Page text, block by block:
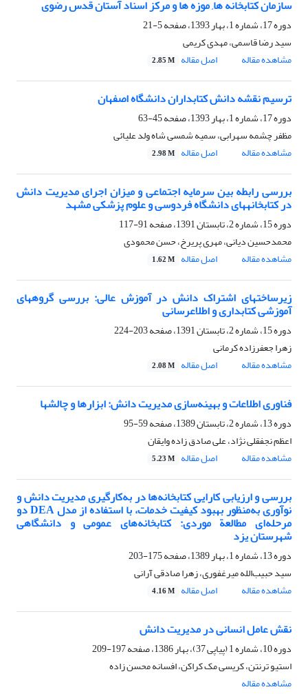
سازمان کتابخانه ها, موزه ها و مرکز اسناد آستان قدس رضوی
دوره 17، شماره 1، بهار 1393، صفحه
5-21
سید رضا قاسمی، مهدی کریمی
مشاهده مقاله
اصل مقاله 2.85 M
ترسیم نقشه دانش کتابداران دانشگاه اصفهان
دوره 17، شماره 1، بهار 1393، صفحه
45-63
مظفر چشمه سهرابی، سمیه شمسی شاه ولد علیائی
مشاهده مقاله
اصل مقاله 2.98 M
بررسی رابطه بین سرمایه اجتماعی و میزان اجرای مدیریت دانش
در کتابخانه‎های دانشگاه فردوسی و علوم پزشکی مشهد
دوره 15، شماره 2، تابستان 1391، صفحه
91-117
محمدحسین دیانی، مهری پریرخ، حسن محمودی
مشاهده مقاله
اصل مقاله 1.62 M
زیرساختهای اشتراک دانش در آموزش عالی: بررسی گروه‎های
آموزشی کتابداری و اطلاع‎رسانی
دوره 15، شماره 2، تابستان 1391، صفحه
203-224
زهرا جعفرزاده کرمانی
مشاهده مقاله
اصل مقاله 2.08 M
فناوری اطلاعات و بهینه‌سازی مدیریت دانش: ابزارها و چالشها
دوره 13، شماره 2، تابستان 1389، صفحه
59-95
اعظم نجفقلی نژاد، علی صادق زاده وایقان
مشاهده مقاله
اصل مقاله 5.23 M
بررسی و ارزیابی کارایی کتابخانه‌ها در به‌کارگیری مدیریت دانش و
نوآوری به‌منظور بهبود کیفیت خدمات، با استفاده از مدل DEA دو
مرحله‌ای مطالعة موردی: کتابخانه‌های عمومی و دانشگاهی
شهرستان یزد
دوره 13، شماره 1، بهار 1389، صفحه
175-203
سید حبیب‌الله میرغفوری، زهرا صادقی آرانی
مشاهده مقاله
اصل مقاله 4.16 M
نقش عامل انسانی در مدیریت دانش
دوره 10، شماره 1 (پیاپی 37)، بهار 1386، صفحه
197-209
استیو ترنتن، کریسی مک کراکن، افسانه محسن زاده
مشاهده مقاله